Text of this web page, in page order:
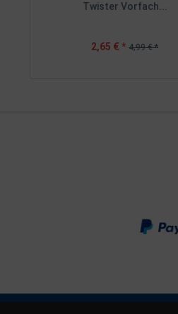
Twister Vorfach...
2,65 € * 4,99 € *